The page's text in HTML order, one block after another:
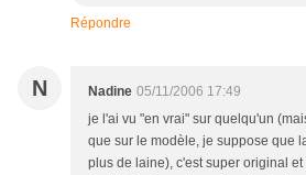
Répondre
N Nadine 05/11/2006 17:49
je l'ai vu "en vrai" sur quelqu'un
que sur le modèle, je suppose que
plus de laine), c'est super original